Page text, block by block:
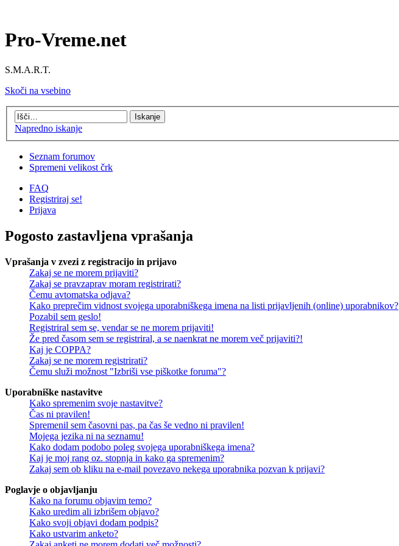
Pro-Vreme.net
S.M.A.R.T.
Skoči na vsebino
Napredno iskanje
Seznam forumov
Spremeni velikost črk
FAQ
Registriraj se!
Prijava
Pogosto zastavljena vprašanja
Vprašanja v zvezi z registracijo in prijavo
Zakaj se ne morem prijaviti?
Zakaj se pravzaprav moram registrirati?
Čemu avtomatska odjava?
Kako preprečim vidnost svojega uporabniškega imena na listi prijavljenih (online) uporabnikov?
Pozabil sem geslo!
Registriral sem se, vendar se ne morem prijaviti!
Že pred časom sem se registriral, a se naenkrat ne morem več prijaviti?!
Kaj je COPPA?
Zakaj se ne morem registrirati?
Čemu služi možnost "Izbriši vse piškotke foruma"?
Uporabniške nastavitve
Kako spremenim svoje nastavitve?
Čas ni pravilen!
Spremenil sem časovni pas, pa čas še vedno ni pravilen!
Mojega jezika ni na seznamu!
Kako dodam podobo poleg svojega uporabniškega imena?
Kaj je moj rang oz. stopnja in kako ga spremenim?
Zakaj sem ob kliku na e-mail povezavo nekega uporabnika pozvan k prijavi?
Poglavje o objavljanju
Kako na forumu objavim temo?
Kako uredim ali izbrišem objavo?
Kako svoji objavi dodam podpis?
Kako ustvarim anketo?